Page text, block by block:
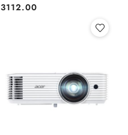
ANSI lumens, White, Lamp
Cena:
3112.00